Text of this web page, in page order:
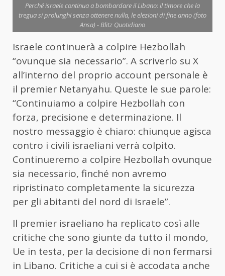
Perché israele continua a bombardare il Libano: il timore che la
tregua si prolunghi senza ottenere nulla, le elezioni di fine anno (foto
Ansa) - Blitz Quotidiano
Israele continuerà a colpire Hezbollah
“ovunque sia necessario”. A scriverlo su X
all’interno del proprio account personale è
il premier Netanyahu. Queste le sue parole:
“Continuiamo a colpire Hezbollah con
forza, precisione e determinazione. Il
nostro messaggio è chiaro: chiunque agisca
contro i civili israeliani verrà colpito.
Continueremo a colpire Hezbollah ovunque
sia necessario, finché non avremo
ripristinato completamente la sicurezza
per gli abitanti del nord di Israele”.
Il premier israeliano ha replicato così alle
critiche che sono giunte da tutto il mondo,
Ue in testa, per la decisione di non fermarsi
in Libano. Critiche a cui si è accodata anche